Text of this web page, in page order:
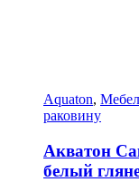
Aquaton,
раковину
Акватон
белый